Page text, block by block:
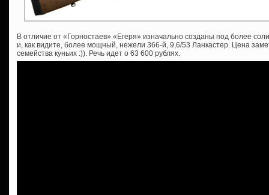
В отличие от «Горностаев» «Егеря» изначально созданы под более
и, как видите, более мощный, нежели 366-й, 9,6/53 Ланкастер. Цена
семейства куньих :)). Речь идет о 63 600 рублях.